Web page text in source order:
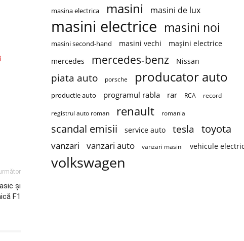
și
F1
masina electrica masini masini de lux
masini electrice masini noi
masini second-hand masini vechi
mașini electrice
mercedes
mercedes-benz Nissan
piata auto porsche producator auto
productie auto programul rabla rar RCA record
registrul auto roman renault romania
scandal emisii service auto tesla toyota
vanzari vanzari auto vanzari masini vehicule
volkswagen